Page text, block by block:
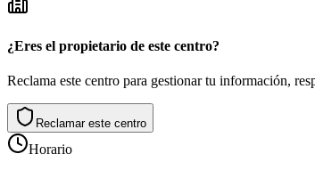
¿Eres el propietario de este centro?
Reclama este centro para gestionar tu información,
Reclamar este centro
Horario